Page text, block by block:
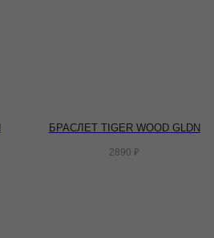
БРАСЛЕТ TIGER WOOD GLDN
2890 ₽